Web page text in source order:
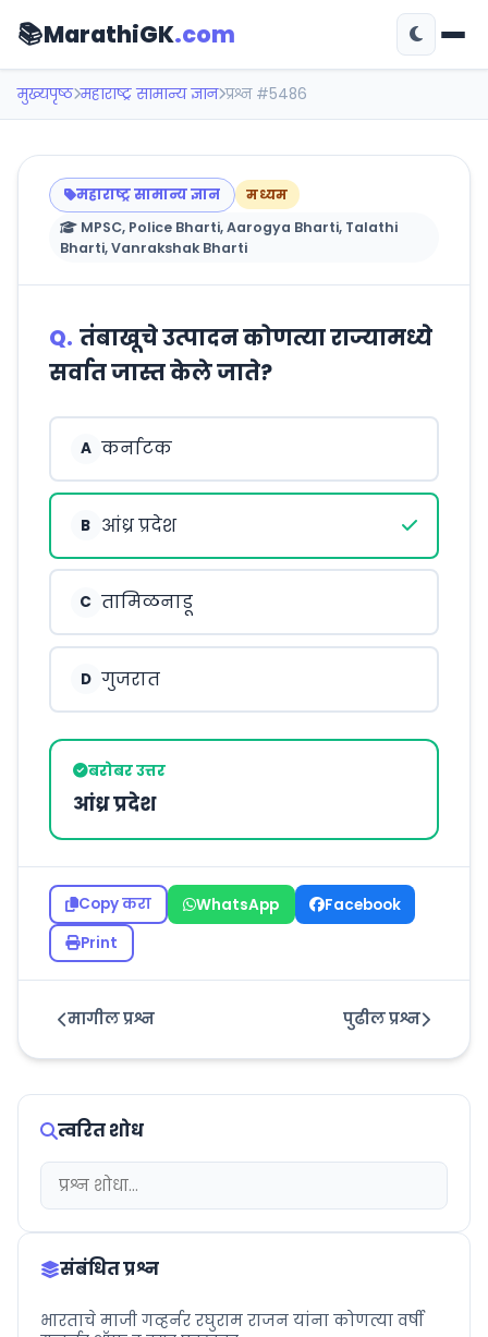
📚MarathiGK.com
मुख्यपृष्ठ महाराष्ट्र सामान्य ज्ञान प्रश्न #5486
महाराष्ट्र सामान्य ज्ञान
मध्यम
MPSC, Police Bharti, Aarogya Bharti, Talathi
Bharti, Vanrakshak Bharti
Q. तंबाखूचे उत्पादन कोणत्या राज्यामध्ये
सर्वात जास्त केले जाते?
A कर्नाटक
B आंध्र प्रदेश
C तामिळनाडू
D गुजरात
बरोबर उत्तर
आंध्र प्रदेश
Copy करा WhatsApp
Facebook
Print
मागील प्रश्न पुढील प्रश्न
त्वरित शोध
संबंधित प्रश्न
भारताचे माजी गव्हर्नर रघुराम राजन यांना कोणत्या वर्षी